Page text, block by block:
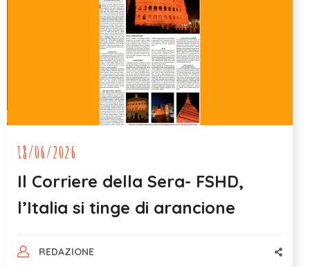
18/06/2026
Il Corriere della Sera- FSHD,
l’Italia si tinge di arancione
REDAZIONE